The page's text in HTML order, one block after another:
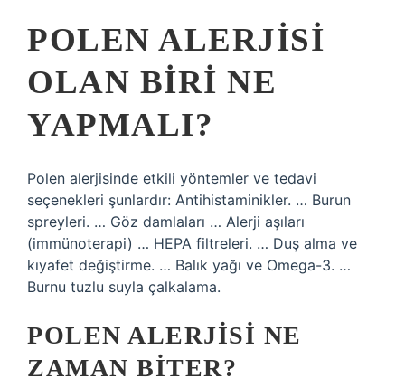
POLEN ALERJISI
OLAN BIRI NE
YAPMALI?
Polen alerjisinde etkili yöntemler ve tedavi
seçenekleri şunlardır: Antihistaminikler. … Burun
spreyleri. … Göz damlaları … Alerji aşıları
(immünoterapi) … HEPA filtreleri. … Duş alma ve
kıyafet değiştirme. … Balık yağı ve Omega-3. …
Burnu tuzlu suyla çalkalama.
POLEN ALERJISI NE
ZAMAN BITER?